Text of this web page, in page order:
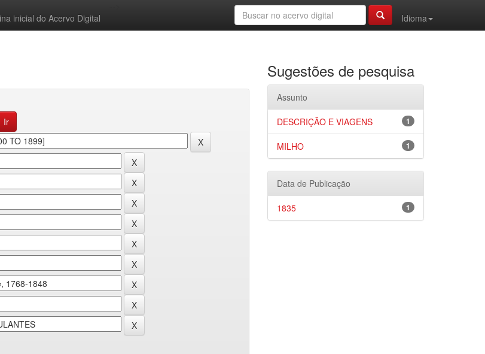
inicial do Acervo Digital
Idioma
Sugestões de pesquisa
Assunto
1
DESCRIÇÃO E VIAGENS
1
MILHO
Data de Publicação
1
1835